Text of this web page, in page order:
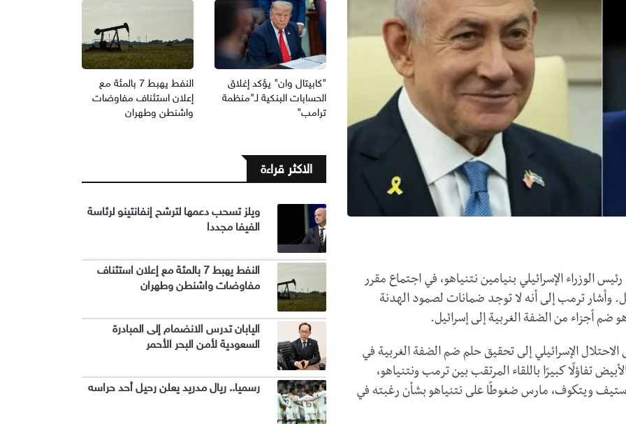
الوزراء الإسرائيلي بنيامين نتنياهو، في اجتماع مقرر
وأشار ترمب إلى أنه لا توجد ضمانات لصمود الهدنة
أجزاء من الضفة الغربية إلى إسرائيل.
الإسرائيلي إلى تحقيق حلم ضم الضفة الغربية في
تفاؤلًا كبيرًا باللقاء المرتقب بين ترمب ونتنياهو،
ويتكوف، مارس ضغوطًا على نتنياهو بشأن رغبته في
"كابيتال وان" يؤكد إغلاق
الحسابات البنكية لـ"منظمة
ترامب"
النفط يهبط 7 بالمئة مع
إعلان استئناف مفاوضات
واشنطن وطهران
الاكثر قراءة
ويلز تسحب دعمها لترشح إنفانتينو لرئاسة
الفيفا مجددا
النفط يهبط 7 بالمئة مع إعلان استئناف
مفاوضات واشنطن وطهران
اليابان تدرس الانضمام إلى المبادرة
السعودية لأمن البحر الأحمر
رسميا.. ريال مدريد يعلن رحيل أحد حراسه